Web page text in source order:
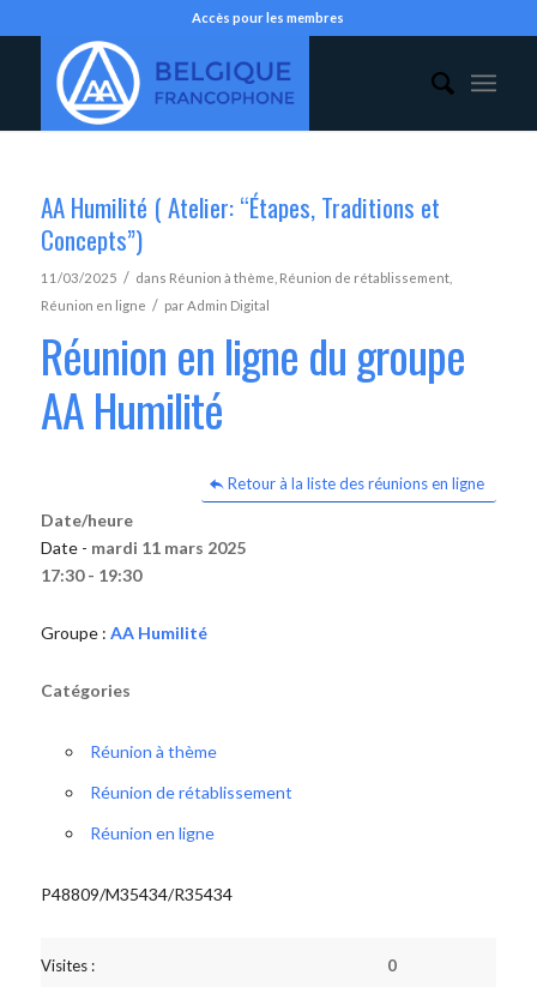
Accès pour les membres
AA Humilité ( Atelier: “Étapes, Traditions et
Concepts”)
11/03/2025 / dans Réunion à thème Réunion de rétablissement,
Réunion en ligne / parAdmin Digital
Réunion en ligne du groupe
AA Humilité
Retour à la liste des réunions en ligne
Date/heure
Date - mardi 11 mars 2025
17:30 - 19:30
Groupe : AA Humilité
Catégories
Réunion à thème
Réunion de rétablissement
Réunion en ligne
P48809/M35434/R35434
Visites : 0